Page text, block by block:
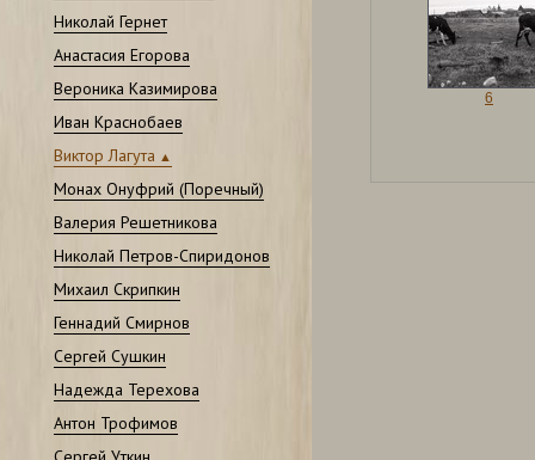
Николай Гернет
Анастасия Егорова
Вероника Казимирова
Иван Краснобаев
Виктор Лагута
Монах Онуфрий (Поречный)
Валерия Решетникова
Николай Петров-Спиридонов
Михаил Скрипкин
Геннадий Смирнов
Сергей Сушкин
Надежда Терехова
Антон Трофимов
6